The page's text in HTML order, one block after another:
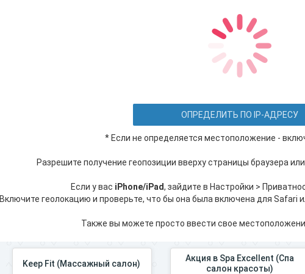
ОПРЕДЕЛИТЬ ПО IP-АДРЕСУ
* Если не определяется местоположение -
Разрешите получение геопозиции вверху страницы браузера
Если у вас iPhone/iPad, зайдите в Настройки >
Включите геолокацию и проверьте, что бы она была включена для Safari
Также вы можете просто ввести свое
Keep Fit (Массажный салон)
Акция в Spa Excellent (Спа
салон красоты)